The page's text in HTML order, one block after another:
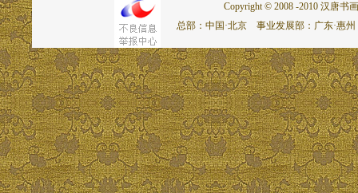
Copyright © 2008 -2010 汉唐书
总部：中国·北京 事业发展部：广东·惠